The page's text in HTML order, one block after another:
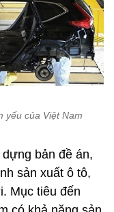
yếu của Việt Nam
bản đề án,
sản xuất ô tô,
Mục tiêu đến